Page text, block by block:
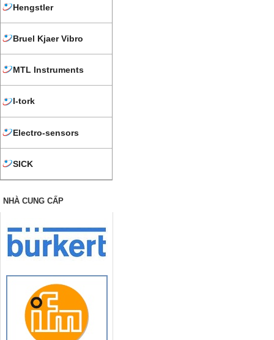
Hengstler
Bruel Kjaer Vibro
MTL Instruments
I-tork
Electro-sensors
SICK
NHÀ CUNG CẤP